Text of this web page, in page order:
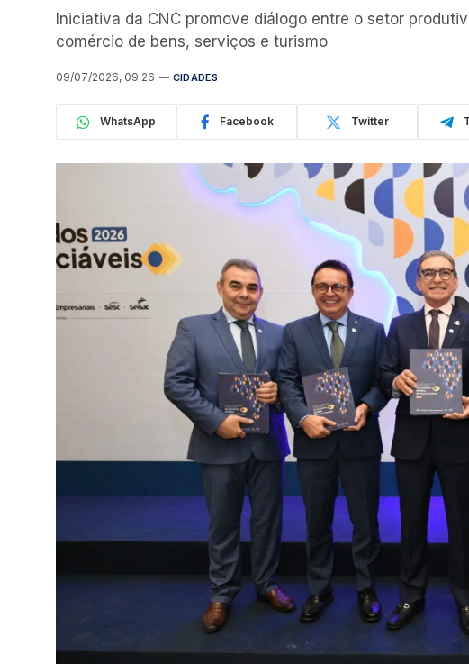
Iniciativa da CNC promove diálogo entre o setor
comércio de bens, serviços e turismo
09/07/2026, 09:26 CIDADES
WhatsApp Facebook Twitter